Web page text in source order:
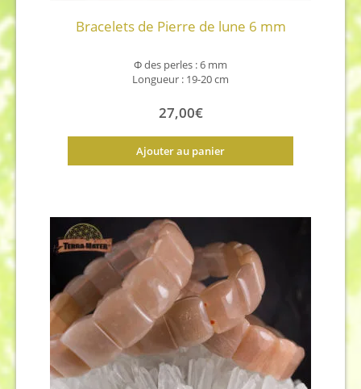
Bracelets de Pierre de lune 6 mm
Φdes perles : 6 mm
Longueur : 19-20 cm
27,00€
Ajouter au panier